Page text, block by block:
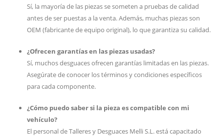
Sí, la mayoría de las piezas se someten a pruebas de calidad
antes de ser puestas a la venta. Además, muchas piezas son
OEM (fabricante de equipo original), lo que garantiza su calidad.
¿Ofrecen garantías en las piezas usadas?
Sí, muchos desguaces ofrecen garantías limitadas en las piezas.
Asegúrate de conocer los términos y condiciones específicos
para cada componente.
¿Cómo puedo saber si la pieza es compatible con mi
vehículo?
El personal de Talleres y Desguaces Melli S.L. está capacitado